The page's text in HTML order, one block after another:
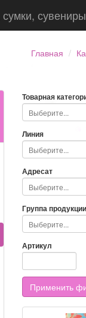
Главная
Товарная
Линия
Адресат
Группа продукции
Артикул
Применить